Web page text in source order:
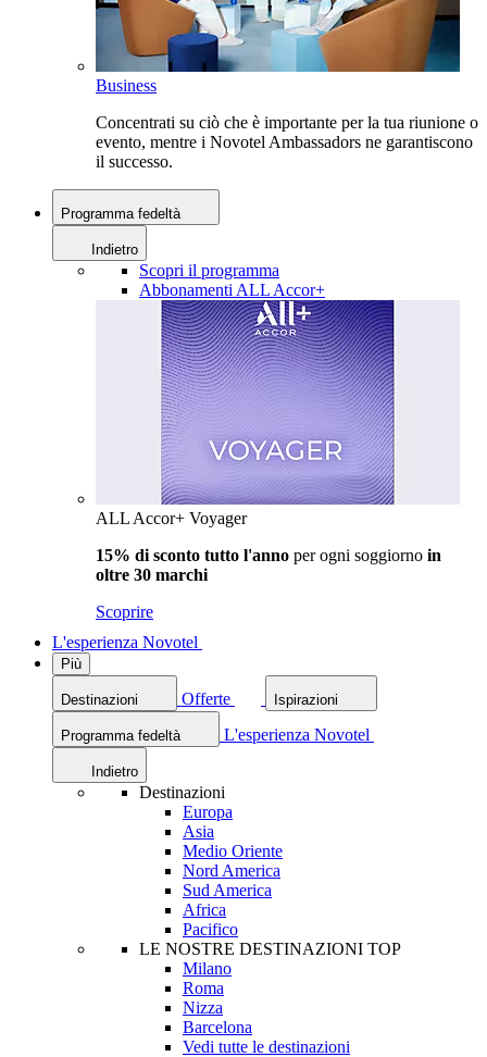
Business
Concentrati su ciò che è importante per la tua riunione o
evento, mentre i Novotel Ambassadors ne garantiscono
il successo.
Programma fedeltà
Indietro
Scopri il programma
Abbonamenti ALL Accor+
ALL Accor+ Voyager
15% di sconto tutto l'anno per ogni soggiorno in
oltre 30 marchi
Scoprire
L'esperienza Novotel
Più
Destinazioni Offerte Ispirazioni
Programma fedeltà L'esperienza Novotel
Indietro
Destinazioni
Europa
Asia
Medio Oriente
Nord America
Sud America
Africa
Pacifico
LE NOSTRE DESTINAZIONI TOP
Milano
Roma
Nizza
Barcelona
Vedi tutte le destinazioni